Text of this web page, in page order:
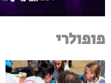
פופולרי